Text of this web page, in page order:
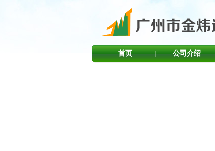
首页 公司介绍